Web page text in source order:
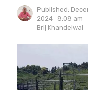
Published:
2024
8:08 am
Author
Brij Khandelwal